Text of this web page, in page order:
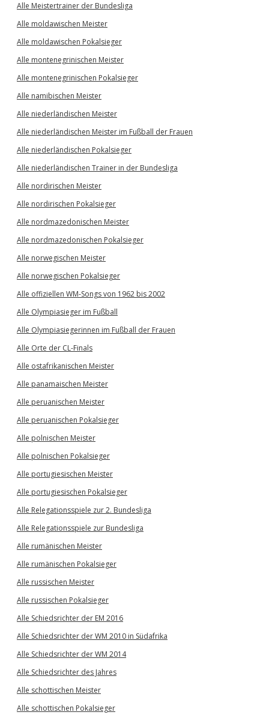
Alle Meistertrainer der Bundesliga
Alle moldawischen Meister
Alle moldawischen Pokalsieger
Alle montenegrinischen Meister
Alle montenegrinischen Pokalsieger
Alle namibischen Meister
Alle niederländischen Meister
Alle niederländischen Meister im Fußball der Frauen
Alle niederländischen Pokalsieger
Alle niederländischen Trainer in der Bundesliga
Alle nordirischen Meister
Alle nordirischen Pokalsieger
Alle nordmazedonischen Meister
Alle nordmazedonischen Pokalsieger
Alle norwegischen Meister
Alle norwegischen Pokalsieger
Alle offiziellen WM-Songs von 1962 bis 2002
Alle Olympiasieger im Fußball
Alle Olympiasiegerinnen im Fußball der Frauen
Alle Orte der CL-Finals
Alle ostafrikanischen Meister
Alle panamaischen Meister
Alle peruanischen Meister
Alle peruanischen Pokalsieger
Alle polnischen Meister
Alle polnischen Pokalsieger
Alle portugiesischen Meister
Alle portugiesischen Pokalsieger
Alle Relegationsspiele zur 2. Bundesliga
Alle Relegationsspiele zur Bundesliga
Alle rumänischen Meister
Alle rumänischen Pokalsieger
Alle russischen Meister
Alle russischen Pokalsieger
Alle Schiedsrichter der EM 2016
Alle Schiedsrichter der WM 2010 in Südafrika
Alle Schiedsrichter der WM 2014
Alle Schiedsrichter des Jahres
Alle schottischen Meister
Alle schottischen Pokalsieger